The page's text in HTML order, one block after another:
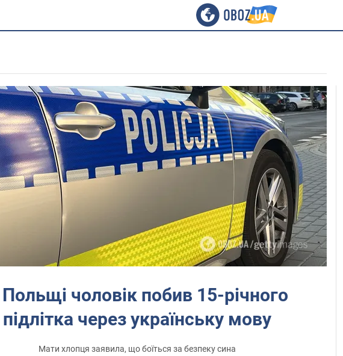
чоловік побив 15-річного
підлітка через українську мову
Мати хлопця заявила, що боїться за безпеку сина